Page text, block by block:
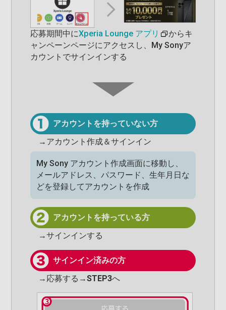
応募期間中にXperia Loungeアプリ
からキ
ャンペーンページにアクセスし、My Sonyア
カウントでサインインする
アカウントを持っていない方
→アカウント作成＆サインイン
My Sony アカウント作成画面に移動し、
メールアドレス、パスワード、生年月日な
どを登録してアカウントを作成
アカウントを持っている方
→サインインする
サインイン済みの方
→応募する→STEP3へ